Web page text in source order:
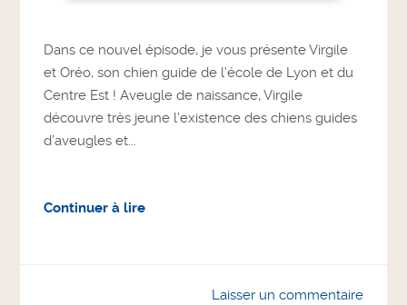
Dans ce nouvel épisode, je vous présente Virgile
et Oréo, son chien guide de l’école de Lyon et du
Centre Est ! Aveugle de naissance, Virgile
découvre très jeune l’existence des chiens guides
d’aveugles et...
Continuer à lire
Laisser un commentaire